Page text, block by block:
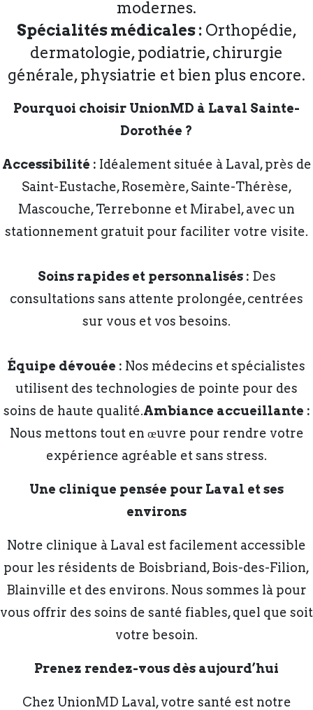
modernes.
Spécialités médicales :Orthopédie,
dermatologie, podiatrie, chirurgie
générale, physiatrie et bien plus encore.
Pourquoi choisir UnionMD à Laval Sainte-
Dorothée ?
Accessibilité : Idéalement située à Laval, près de
Saint-Eustache, Rosemère, Sainte-Thérèse,
Mascouche, Terrebonne et Mirabel, avec un
stationnement gratuit pour faciliter votre visite.
Soins rapides et personnalisés : Des
consultations sans attente prolongée, centrées
sur vous et vos besoins.
Équipe dévouée : Nos médecins et spécialistes
utilisent des technologies de pointe pour des
soins de haute qualité.Ambiance accueillante :
Nous mettons tout en œuvre pour rendre votre
expérience agréable et sans stress.
Une clinique pensée pour Laval et ses
environs
Notre clinique à Laval est facilement accessible
pour les résidents de Boisbriand, Bois-des-Filion,
Blainville et des environs. Nous sommes là pour
vous offrir des soins de santé fiables, quel que soit
votre besoin.
Prenez rendez-vous dès aujourd’hui
Chez UnionMD Laval, votre santé est notre